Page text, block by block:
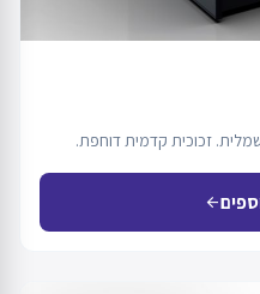
זכוכית קדמית דוחפת.
arrow_back